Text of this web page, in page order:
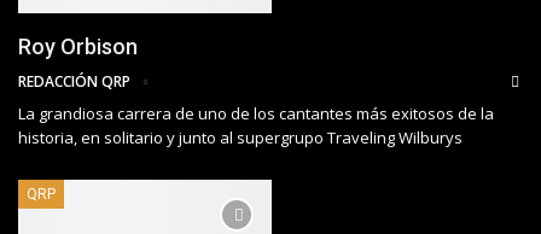
Roy Orbison
REDACCIÓN QRP
La grandiosa carrera de uno de los cantantes más exitosos de la
historia, en solitario y junto al supergrupo Traveling Wilburys
QRP